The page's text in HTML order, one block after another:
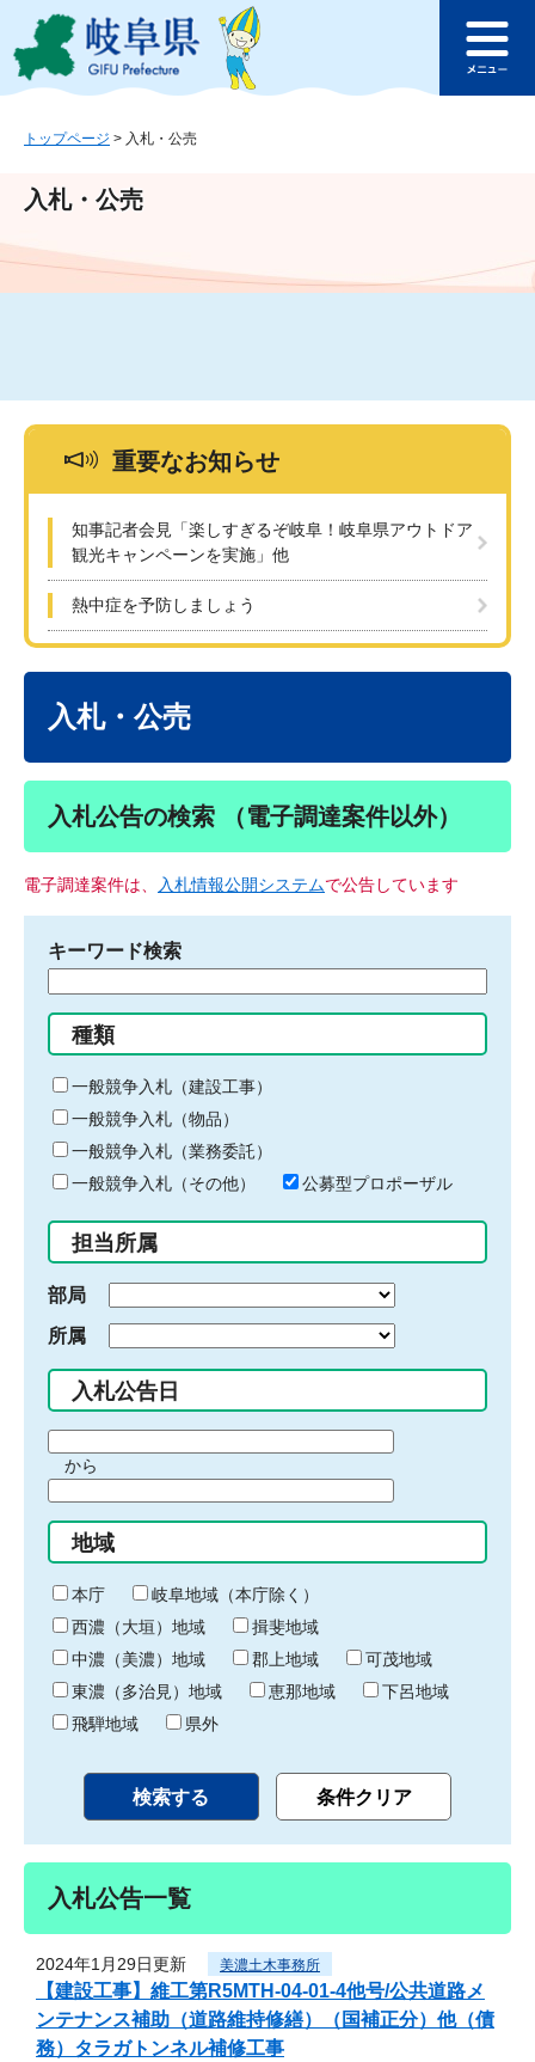
ジ
ュ
文
このページの本文へ
ュ
トップページ > 入札・公売
入札・公売
重要なお知らせ
知事記者会見「楽しすぎるぞ岐阜！岐阜県アウトドア
観光キャンペーンを実施」他
熱中症を予防しましょう
入札・公売
入札公告の検索 （電子調達案件以外）
電子調達案件は、 入札情報公開システムで公告しています
キーワード検索
る
キ
ー
ワ
ー
ド
入
力
種類
一般競争入札（建設工事）
一般競争入札（物品）
一般競争入札（業務委託）
一般競争入札（その他）
公募型プロポーザル
担当所属
部局
所属
入札公告日
間
始
り
から
間
終
わ
り
地域
本庁
岐阜地域（本庁除く）
西濃（大垣）地域
揖斐地域
中濃（美濃）地域
郡上地域
可茂地域
東濃（多治見）地域
恵那地域
下呂地域
飛騨地域
県外
入札公告一覧
2024年1月29日更新 美濃土木事務所
【建設工事】維工第R5MTH-04-01-4他号/公共道路メ
ンテナンス補助（道路維持修繕）（国補正分）他（債
務）タラガトンネル補修工事